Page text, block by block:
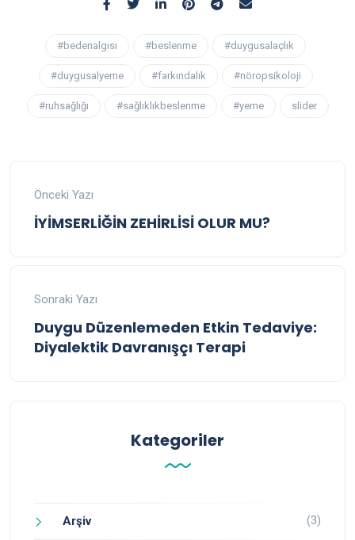
#bedenalgısı #beslenme #duygusalaçlık
#duygusalyeme #farkındalık #nöropsikoloji
#ruhsağlığı #sağlıklıkbeslenme #yeme slider
Önceki Yazı
İYİMSERLİĞİN ZEHİRLİSİ OLUR MU?
Sonraki Yazı
Duygu Düzenlemeden Etkin Tedaviye:
Diyalektik Davranışçı Terapi
Kategoriler
Arşiv (3)